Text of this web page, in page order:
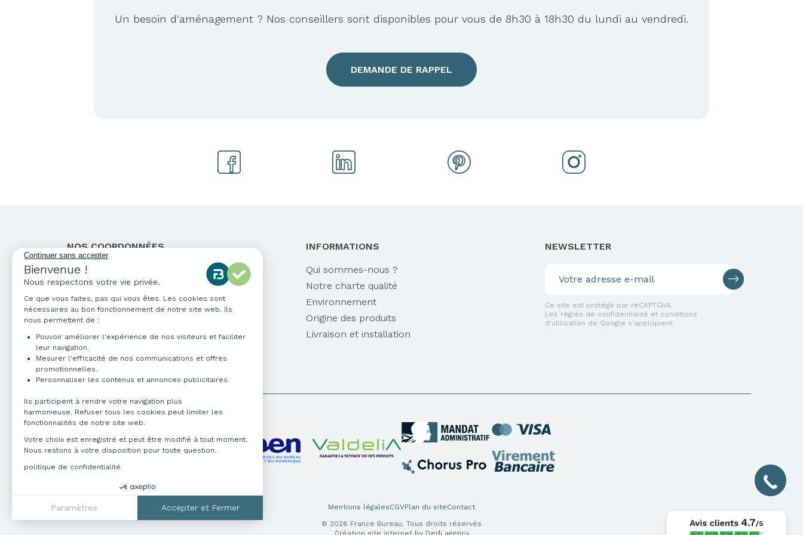
Un besoin d'aménagement ? Nos conseillers sont disponibles pour vous de 8h30 à 18h30 du lundi au vendredi.
DEMANDE DE RAPPEL
NEWSLETTER
Ce site est protégé par reCAPTCHA.
Les règles de confidentialité et conditions
d'utilisation de Google s'appliquent.
NOS COORDONNÉES
04 76 96 82 06
info@francebureau.com
ZI Technisud,
109 rue Hilaire de Chardonnet
INFORMATIONS
Qui sommes-nous ?
Notre charte qualité
Environnement
Origine des produits
Livraison et installation
Mentions légalesCGVPlan du siteContact
© 2026 France Bureau. Tous droits réservés
Création site internet by Dedi agency